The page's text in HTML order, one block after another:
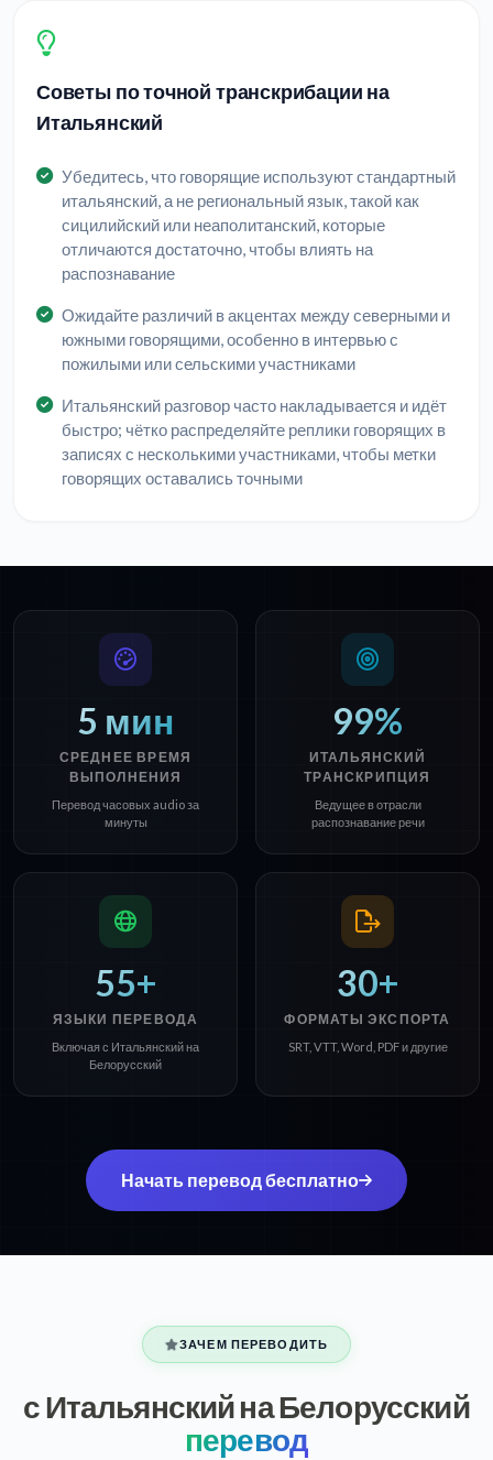
Советы по точной транскрибации на
Итальянский
Убедитесь, что говорящие используют стандартный
итальянский, а не региональный язык, такой как
сицилийский или неаполитанский, которые
отличаются достаточно, чтобы влиять на
распознавание
Ожидайте различий в акцентах между северными и
южными говорящими, особенно в интервью с
пожилыми или сельскими участниками
Итальянский разговор часто накладывается и идёт
быстро; чётко распределяйте реплики говорящих в
записях с несколькими участниками, чтобы метки
говорящих оставались точными
5 мин
СРЕДНЕЕ ВРЕМЯ
ВЫПОЛНЕНИЯ
Перевод часовых audio за
минуты
99%
ИТАЛЬЯНСКИЙ
ТРАНСКРИПЦИЯ
Ведущее в отрасли
распознавание речи
55+
ЯЗЫКИ ПЕРЕВОДА
Включая с Итальянский на
Белорусский
30+
ФОРМАТЫ ЭКСПОРТА
SRT, VTT, Word, PDF и другие
Начать перевод бесплатно
ЗАЧЕМ ПЕРЕВОДИТЬ
с Итальянский на Белорусский
перевод